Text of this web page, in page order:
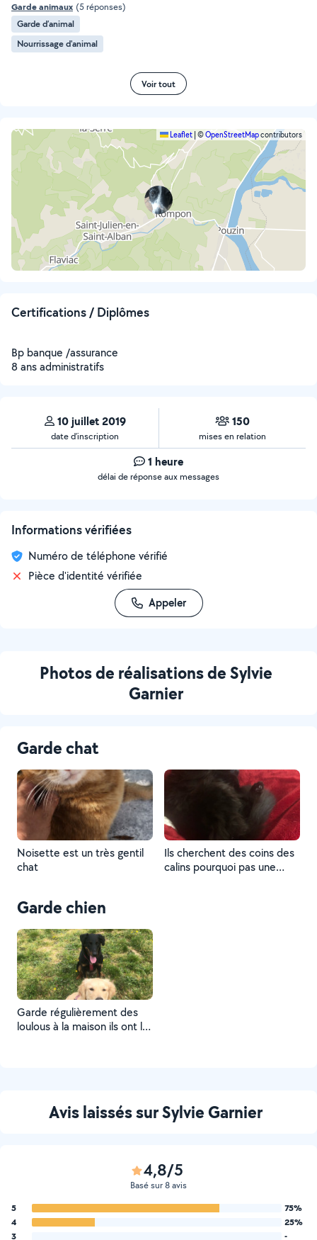
Garde animaux (5 réponses)
Garde d’animal
Nourrissage d'animal
Voir tout
Leaflet ©OpenStreetMapcontributors
Certifications / Diplômes
Bp banque /assurance
8 ans administratifs
10 juillet 2019
date d’inscription
150
mises en relation
1 heure
délai de réponse aux messages
Informations vérifiées
Numéro de téléphone vérifié
Pièce d'identité vérifiée
Appeler
Photos de réalisations de Sylvie
Garnier
Garde chat
Noisette est un très gentil
chat
Ils cherchent des coins des
calins pourquoi pas une
Garde chien
Garde régulièrement des
loulous à la maison ils ont la
Avis laissés sur Sylvie Garnier
4,8/5
Basé sur 8 avis
5
75%
4
25%
3
-